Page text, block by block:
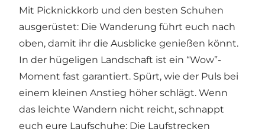
Mit Picknickkorb und den besten Schuhen
ausgerüstet: Die Wanderung führt euch nach
oben, damit ihr die Ausblicke genießen könnt.
In der hügeligen Landschaft ist ein “Wow”-
Moment fast garantiert. Spürt, wie der Puls bei
einem kleinen Anstieg höher schlägt. Wenn
das leichte Wandern nicht reicht, schnappt
euch eure Laufschuhe: Die Laufstrecken